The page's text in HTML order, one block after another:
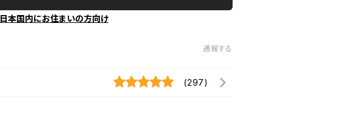
日本国内にお住まいの方向け
通報する
(297)